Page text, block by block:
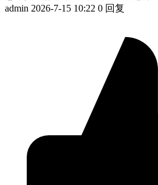
admin 2026-7-15 10:22 0 回复